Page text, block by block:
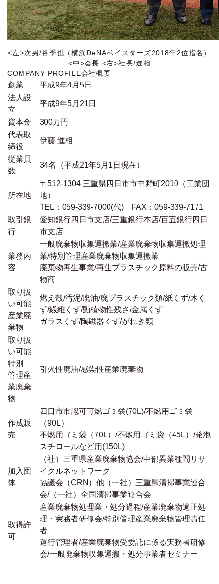
<左>次男/裕季也（横浜DeNAベイスターズ2018年2位指名）
<中>会長 <右>社長/進相
COMPANY PROFILE会社概要
創業
平成9年4月5日
法人設
立
平成9年5月21日
資本金
300万円
代表取
締役
伊藤 進相
従業員
数
34名（平成21年5月1日現在）
所在地
〒512-1304 三重県四日市市中野町2010（工業団
地）
TEL：059-339-7000(代) FAX：059-339-7171
取引銀
行
愛知銀行四日市支店/三重銀行本店/百五銀行四日
市支店
業務内
容
一般廃棄物収集運搬業/産業廃棄物収集運搬処理
業/特別管理産業廃棄物収集運搬業
廃棄物再生事業/再生プラスチック原料の販売/古
物商
取り扱
い可能
産業廃
棄物
燃え殻/汚泥/廃油/廃プラスチック類/紙くず/木く
ず/繊維くず/動植物性残さ/金属くず
ガラスくず/陶磁器くず/がれき類
取り扱
い可能
特別
管理産
業廃棄
物
引火性廃油/感染性産業廃棄物
作成販
売
四日市市認可可燃ゴミ袋(70L)/不燃用ゴミ袋
（90L）
不燃用ゴミ袋（70L）/不燃用ゴミ袋（45L）/発泡
スチロールなど用(150L)
加入団
体
（社）三重県産業廃棄物協会/中部異業種間リサ
イクルネットワーク
協議会（CRN）他（一社）三重県清掃事業連合
会/（一社）全国清掃事業連合会
取得許
可
産業廃棄物処理業・処分過程/産業廃棄物適正処
理・実務者研修会/特別管理産業廃棄物管理責任
者
運行管理者/産業廃棄物受委託に係る実務者研修
会/一般廃棄物収集運搬・処分事業者セミナー